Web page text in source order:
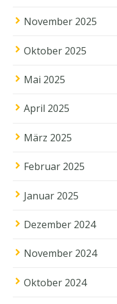
November 2025
Oktober 2025
Mai 2025
April 2025
März 2025
Februar 2025
Januar 2025
Dezember 2024
November 2024
Oktober 2024